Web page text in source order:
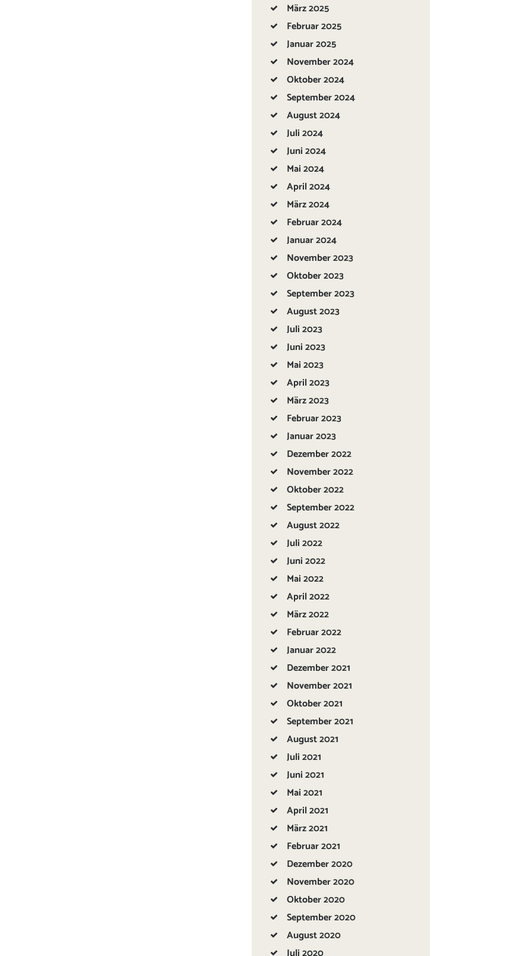
März2025
Februar2025
Januar2025
November2024
Oktober2024
September2024
August2024
Juli2024
Juni2024
Mai2024
April2024
März2024
Februar2024
Januar2024
November2023
Oktober2023
September2023
August2023
Juli2023
Juni2023
Mai2023
April2023
März2023
Februar2023
Januar2023
Dezember2022
November2022
Oktober2022
September2022
August2022
Juli2022
Juni2022
Mai2022
April2022
März2022
Februar2022
Januar2022
Dezember2021
November2021
Oktober2021
September2021
August2021
Juli2021
Juni2021
Mai2021
April2021
März2021
Februar2021
Dezember2020
November2020
Oktober2020
September2020
August2020